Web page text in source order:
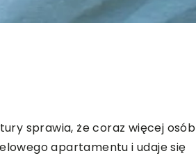
sprawia, że coraz więcej osób
apartamentu i udaje się